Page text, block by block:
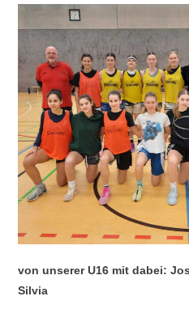
von unserer U16 mit dabei:
Silvia